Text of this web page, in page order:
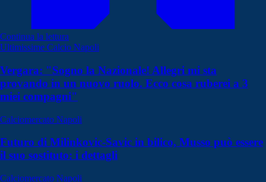
Continua la lettura
Ultimissime Calcio Napoli
Vergara: "Sogno la Nazionale! Allegri mi sta
provando in un nuovo ruolo. Ecco cosa ruberei a 3
miei compagni"
Calciomercato Napoli
Futuro di Milinkovic-Savic in bilico, Musso può essere
il suo sostituto: i dettagli
Calciomercato Napoli